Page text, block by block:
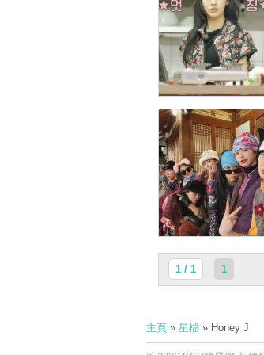
1 / 1 1
主頁» 星檔» Honey J